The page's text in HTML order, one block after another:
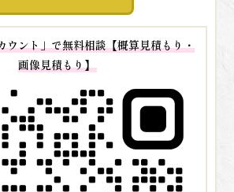
ント」で無料相談【概算見積もり・
画像見積もり】